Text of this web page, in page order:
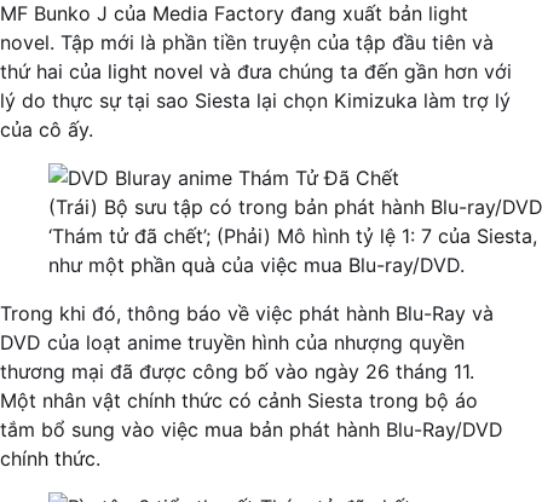
MF Bunko J của Media Factory đang xuất bản light
novel. Tập mới là phần tiền truyện của tập đầu tiên và
thứ hai của light novel và đưa chúng ta đến gần hơn với
lý do thực sự tại sao Siesta lại chọn Kimizuka làm trợ lý
của cô ấy.
(Trái) Bộ sưu tập có trong bản phát hành Blu-ray/DVD
‘Thám tử đã chết’; (Phải) Mô hình tỷ lệ 1: 7 của Siesta,
như một phần quà của việc mua Blu-ray/DVD.
Trong khi đó, thông báo về việc phát hành Blu-Ray và
DVD của loạt anime truyền hình của nhượng quyền
thương mại đã được công bố vào ngày 26 tháng 11.
Một nhân vật chính thức có cảnh Siesta trong bộ áo
tắm bổ sung vào việc mua bản phát hành Blu-Ray/DVD
chính thức.